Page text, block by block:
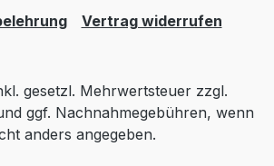
Vertrag widerrufen
gesetzl. Mehrwertsteuer zzgl.
ggf. Nachnahmegebühren, wenn
anders angegeben.